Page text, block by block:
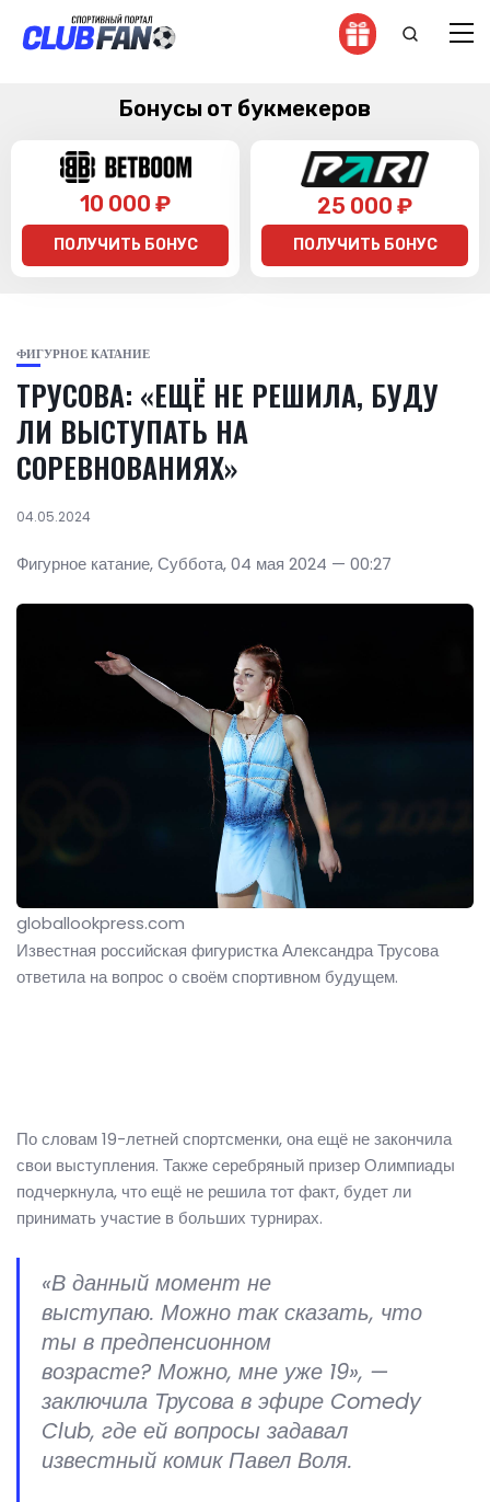
Бонусы от букмекеров
10 000 ₽
ПОЛУЧИТЬ БОНУС
25 000 ₽
ПОЛУЧИТЬ БОНУС
ФИГУРНОЕ КАТАНИЕ
ТРУСОВА: «ЕЩЁ НЕ РЕШИЛА, БУДУ
ЛИ ВЫСТУПАТЬ НА
СОРЕВНОВАНИЯХ»
04.05.2024
Фигурное катание, Суббота, 04 мая 2024 — 00:27
globallookpress.com
Известная российская фигуристка Александра Трусова
ответила на вопрос о своём спортивном будущем.
По словам 19-летней спортсменки, она ещё не закончила
свои выступления. Также серебряный призер Олимпиады
подчеркнула, что ещё не решила тот факт, будет ли
принимать участие в больших турнирах.
«В данный момент не
выступаю. Можно так сказать, что
ты в предпенсионном
возрасте? Можно, мне уже 19», —
заключила Трусова в эфире Comedy
Club, где ей вопросы задавал
известный комик Павел Воля.